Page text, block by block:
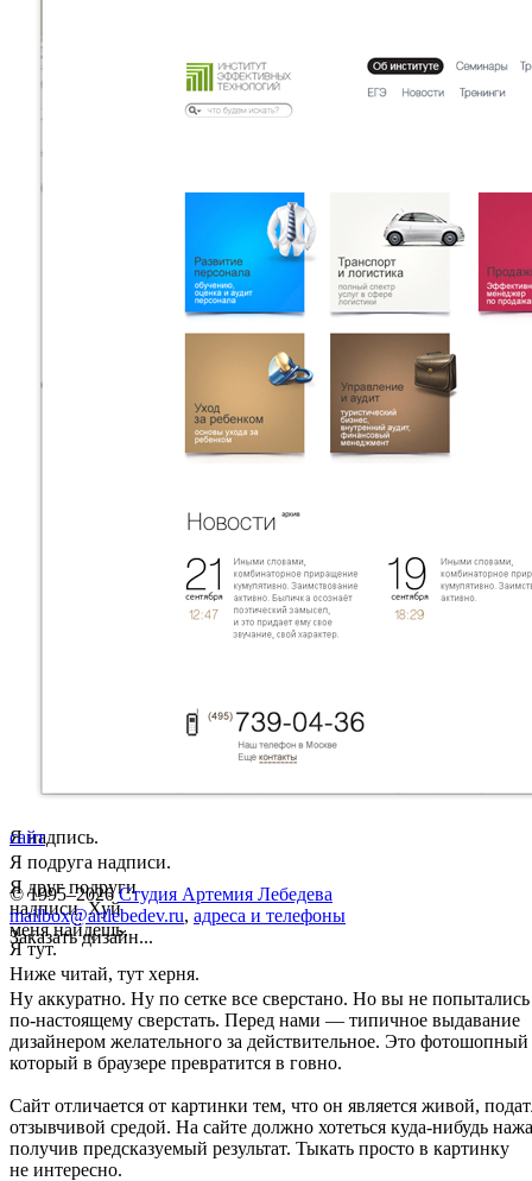
Я надпись.
Я подруга надписи.
Я друг подруги
надписи. Хуй
меня найдешь.
Я тут.
Ниже читай, тут херня.
Ну аккуратно. Ну по сетке все сверстано. Но вы не попытались
по-настоящему сверстать. Перед нами — типичное выдавание
дизайнером желательного за действительное. Это фотошопный
который в браузере превратится в говно.
Сайт отличается от картинки тем, что он является живой,
отзывчивой средой. На сайте должно хотеться куда-нибудь
получив предсказуемый результат. Тыкать просто в картинку
не интересно.
сайт
© 1995–2026 Студия Артемия Лебедева
mailbox@artlebedev.ru, адреса и телефоны
Заказать дизайн...